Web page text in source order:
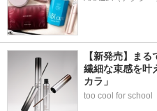
【新発売】ま
繊細な束感を叶
カラ」
too cool for school